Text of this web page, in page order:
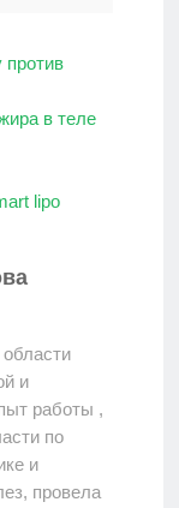
против
в теле
lipo
и
работы ,
по
и
провела